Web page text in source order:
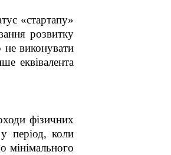
«стартапу»
розвитку
не виконувати
еквівалента
фізичних
у період, коли
мінімального